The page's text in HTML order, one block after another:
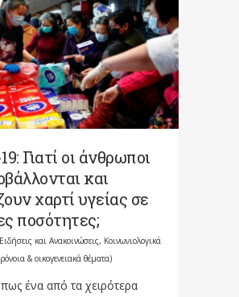
Γιατί οι άνθρωποι
και
χαρτί υγείας σε
ποσότητες;
Ειδήσεις και Ανακοινώσεις, Κοινωνιολογικά
& οικογενειακά θέματα)
πως ένα από τα χειρότερα